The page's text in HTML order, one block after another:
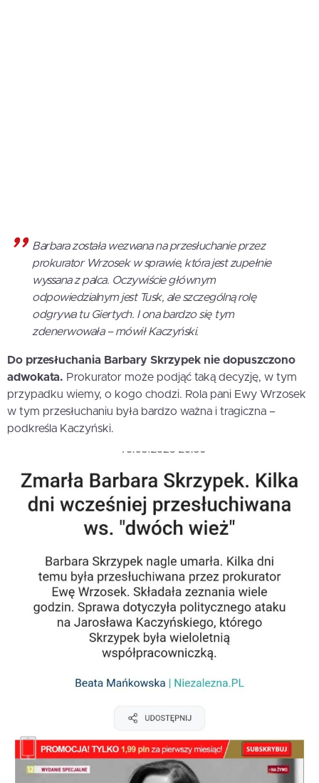
Barbara została wezwana na przesłuchanie przez
prokurator Wrzosek w sprawie, która jest zupełnie
wyssana z palca. Oczywiście głównym
odpowiedzialnym jest Tusk, ale szczególną rolę
odgrywa tu Giertych. I ona bardzo się tym
zdenerwowała – mówił Kaczyński.
Do przesłuchania Barbary Skrzypek nie dopuszczono
adwokata. Prokurator może podjąć taką decyzję, w tym
przypadku wiemy, o kogo chodzi. Rola pani Ewy Wrzosek
w tym przesłuchaniu była bardzo ważna i tragiczna –
podkreśla Kaczyński.